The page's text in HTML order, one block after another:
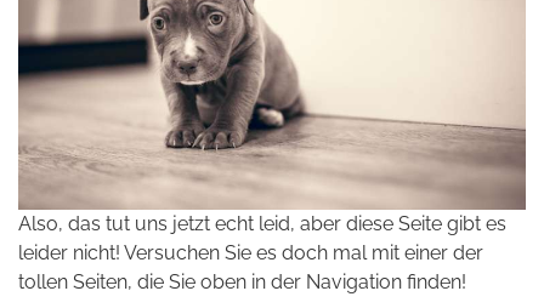
Also, das tut uns jetzt echt leid, aber diese Seite gibt es
leider nicht! Versuchen Sie es doch mal mit einer der
tollen Seiten, die Sie oben in der Navigation finden!